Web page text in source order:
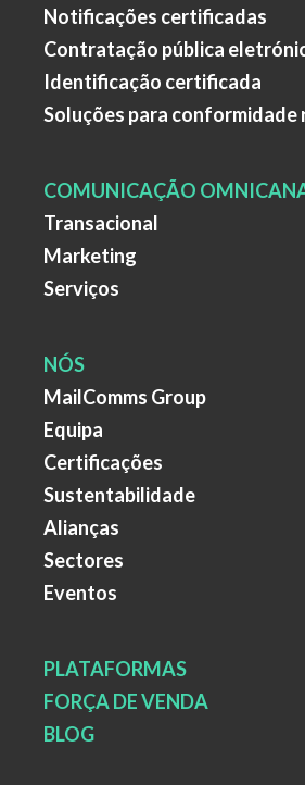
Notificações certificadas
Contratação pública
Identificação certificada
Soluções para
COMUNICAÇÃO
Transacional
Marketing
Serviços
NÓS
MailComms Group
Equipa
Certificações
Sustentabilidade
Alianças
Sectores
Eventos
PLATAFORMAS
FORÇA DE VENDA
BLOG